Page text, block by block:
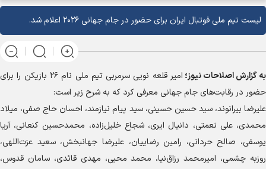
لیست تیم ملی فوتبال ایران برای حضور در جام جهانی ۲۰۲۶ اعلام شد.
به گزارشاصلاحات نیوز؛
امیر قلعه نویی سرمربی تیم ملی نام ۲۶ بازیکن را برای
حضور در رقابت‌های جام جهانی معرفی کرد که به شرح زیر است:
علیرضا بیرانوند، سید حسین حسینی، سید پیام نیازمند، احسان حاج صفی، میلاد
محمدی، علی نعمتی، دانیال ایری، شجاع خلیل‌زاده، محمدحسین کنعانی، آریا
یوسفی، صالح حردانی، رامین رضاییان، علیرضا جهانبخش، سعید عزت‌اللهی،
روزبه چشمی، امیرمحمد رزاق‌نیا، محمد محبی، مهدی قائدی، سامان قدوس،